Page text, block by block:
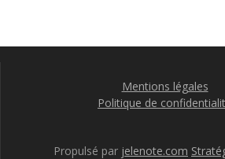
Mentions légales
Politique de
Propulsé par jelenote.com